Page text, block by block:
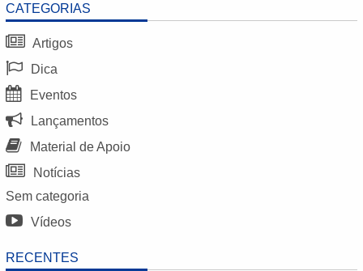
CATEGORIAS
Artigos
Dica
Eventos
Lançamentos
Material de Apoio
Notícias
Sem categoria
Vídeos
RECENTES